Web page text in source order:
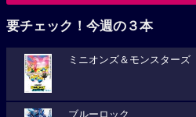
要チェック！今週の３本
ミニオンズ＆モンスターズ